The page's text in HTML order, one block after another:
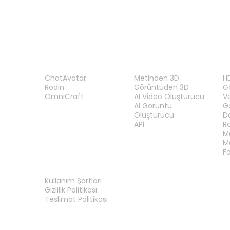
ChatAvatar
Rodin
OmniCraft
Metinden 3D
Görüntüden 3D
AI Video Oluşturucu
AI Görüntü
Oluşturucu
API
Kullanım Şartları
Gizlilik Politikası
Teslimat Politikası